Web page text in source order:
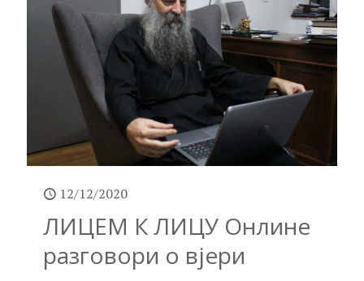
12/12/2020
ЛИЦЕМ К ЛИЦУ Онлине
разговори о вјери